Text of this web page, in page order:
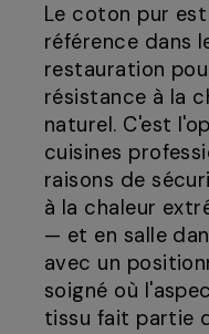
Le coton pur
référence dans
restauration
résistance à la
naturel. C'est
cuisines
raisons de
à la chaleur
— et en salle
avec un
soigné où
tissu fait partie